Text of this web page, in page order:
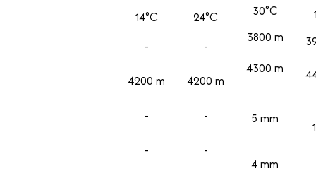
14°C
-
4200 m
-
-
24°C
-
4200 m
-
-
30°C
3800 m
4300 m
5 mm
4 mm